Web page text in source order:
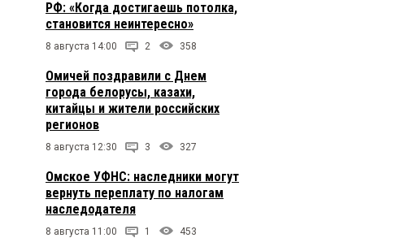
РФ: «Когда достигаешь потолка,
становится неинтересно»
8 августа 14:00 2 358
Омичей поздравили с Днем
города белорусы, казахи,
китайцы и жители российских
регионов
8 августа 12:30 3 327
Омское УФНС: наследники могут
вернуть переплату по налогам
наследодателя
8 августа 11:00 1 453